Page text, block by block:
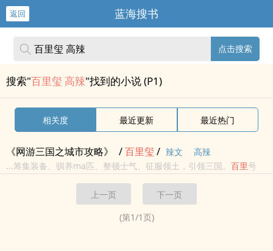
返回 蓝海搜书
点击搜索
搜索"百里玺 高辣"找到的小说 (P1)
相关度 最近更新 最近热门
《网游三国之城市攻略》 /百里玺 / 辣文
高辣
...筹集装备、驯养ma匹、整顿士气、征服领土，引领三国。 百里号
群：（感谢－緥。提供）百里号群：（感谢雨中的呼xi提供）
群：（感谢小黑提供）百里号群：（感谢夜se狂舞提供）
上一页
下一页
(第1/1页)